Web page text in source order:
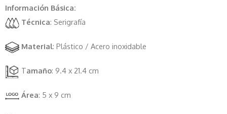
Información Básica:
Técnica: Serigrafía
Material: Plástico / Acero inoxidable
Tamaño: 9.4 x 21.4 cm
Área: 5 x 9 cm